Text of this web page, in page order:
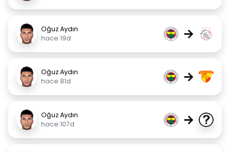
Oğuz Aydın
hace 19d
→
Oğuz Aydın
hace 81d
→
Oğuz Aydın
hace 107d
→